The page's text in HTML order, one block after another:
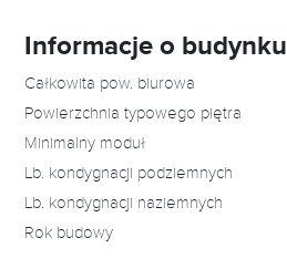
Informacje o budynku
Całkowita pow. biurowa
Powierzchnia typowego piętra
Minimalny moduł
Lb. kondygnacji podziemnych
Lb. kondygnacji naziemnych
Rok budowy